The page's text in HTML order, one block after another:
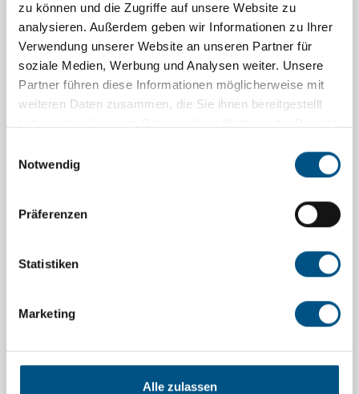
zu können und die Zugriffe auf unsere Website zu
analysieren. Außerdem geben wir Informationen zu Ihrer
Verwendung unserer Website an unseren Partner für
soziale Medien, Werbung und Analysen weiter. Unsere
Partner führen diese Informationen möglicherweise mit
weiteren Daten zusammen, die Sie ihnen bereitgestellt
Notwendig
Präferenzen
Statistiken
Marketing
Alle zulassen
Motiv 2